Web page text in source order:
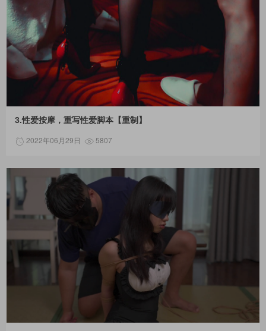
3.性爱按摩，重写性爱脚本【重制】
2022年06月29日 5807